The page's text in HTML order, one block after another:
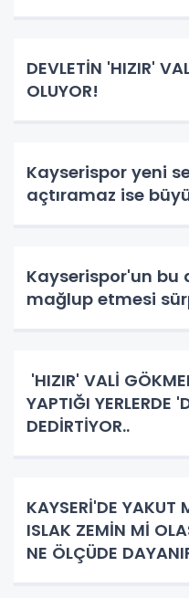
DEVLETİN 'HIZIR'
OLUYOR!
Kayserispor yeni
açtıramaz ise
Kayserispor'un bu
mağlup etmesi
'HIZIR' VALİ
YAPTIĞI YERLERDE
DEDİRTİYOR..
KAYSERİ'DE YAKUT
ISLAK ZEMİN Mİ
NE ÖLÇÜDE